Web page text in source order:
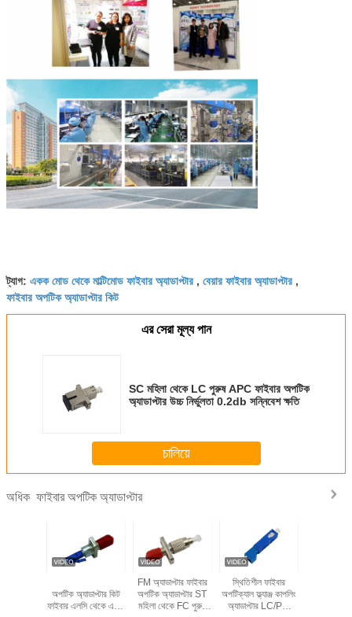
ট্যাগ: একক মোড থেকে মাল্টিমোড ফাইবার অ্যাডাপ্টার , বেয়ার ফাইবার অ্যাডাপ্টার ,
ফাইবার অপটিক অ্যাডাপ্টার কিট
এর সেরা মূল্য পান
SC মহিলা থেকে LC পুরুষ APC ফাইবার অপটিক
অ্যাডাপ্টার উচ্চ নির্ভুলতা 0.2db সন্নিবেশ ক্ষতি
চালিয়ে
অধিক ফাইবার অপটিক অ্যাডাপ্টার
অপটিক অ্যাডাপ্টার কিট
ফাইবার এলসি থেকে এসটি
FM অ্যাডাপ্টার ফাইবার
অপটিক অ্যাডাপ্টার ST
মহিলা থেকে FC পুরুষ
স্থিতিশীল ফাইবার
অপটিক্যাল ফ্ল্যাঞ্জ কাপলিং
অ্যাডাপ্টার LC/PC